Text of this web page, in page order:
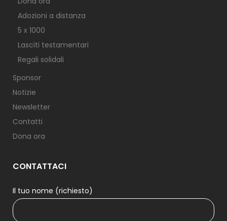
Adozioni a distanza
5 x 1000
Lasciti testamentari
Regali solidali
Sponsor
Notizie
Newsletter
Contatti
Dona ora
CONTATTACI
Il tuo nome (richiesto)